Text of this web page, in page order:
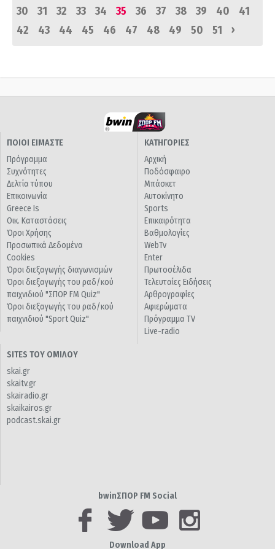
30
31 32 33 34 35 36 37 38 39 40
41
42
43 44 45 46 47 48 49 50 51 ›
ΠΟΙΟΙ ΕΙΜΑΣΤΕ
Πρόγραμμα
Συχνότητες
Δελτία τύπου
Επικοινωνία
Greece Is
Οικ. Καταστάσεις
Όροι Χρήσης
Προσωπικά Δεδομένα
Cookies
Όροι διεξαγωγής διαγωνισμών
Όροι διεξαγωγής του ραδ/κού
παιχνιδιού "ΣΠΟΡ FM Quiz"
Όροι διεξαγωγής του ραδ/κού
παιχνιδιού "Sport Quiz"
ΚΑΤΗΓΟΡΙΕΣ
Αρχική
Ποδόσφαιρο
Μπάσκετ
Αυτοκίνητο
Sports
Επικαιρότητα
Βαθμολογίες
WebTv
Enter
Πρωτοσέλιδα
Τελευταίες Ειδήσεις
Αρθρογραφίες
Αφιερώματα
Πρόγραμμα TV
Live-radio
SITES ΤΟΥ ΟΜΙΛΟΥ
skai.gr
skaitv.gr
skairadio.gr
skaikairos.gr
podcast.skai.gr
bwinΣΠΟΡ FM Social
Download App